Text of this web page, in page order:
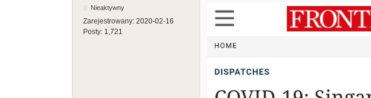
Nieaktywny
Zarejestrowany: 2020-02-16
Posty: 1,721